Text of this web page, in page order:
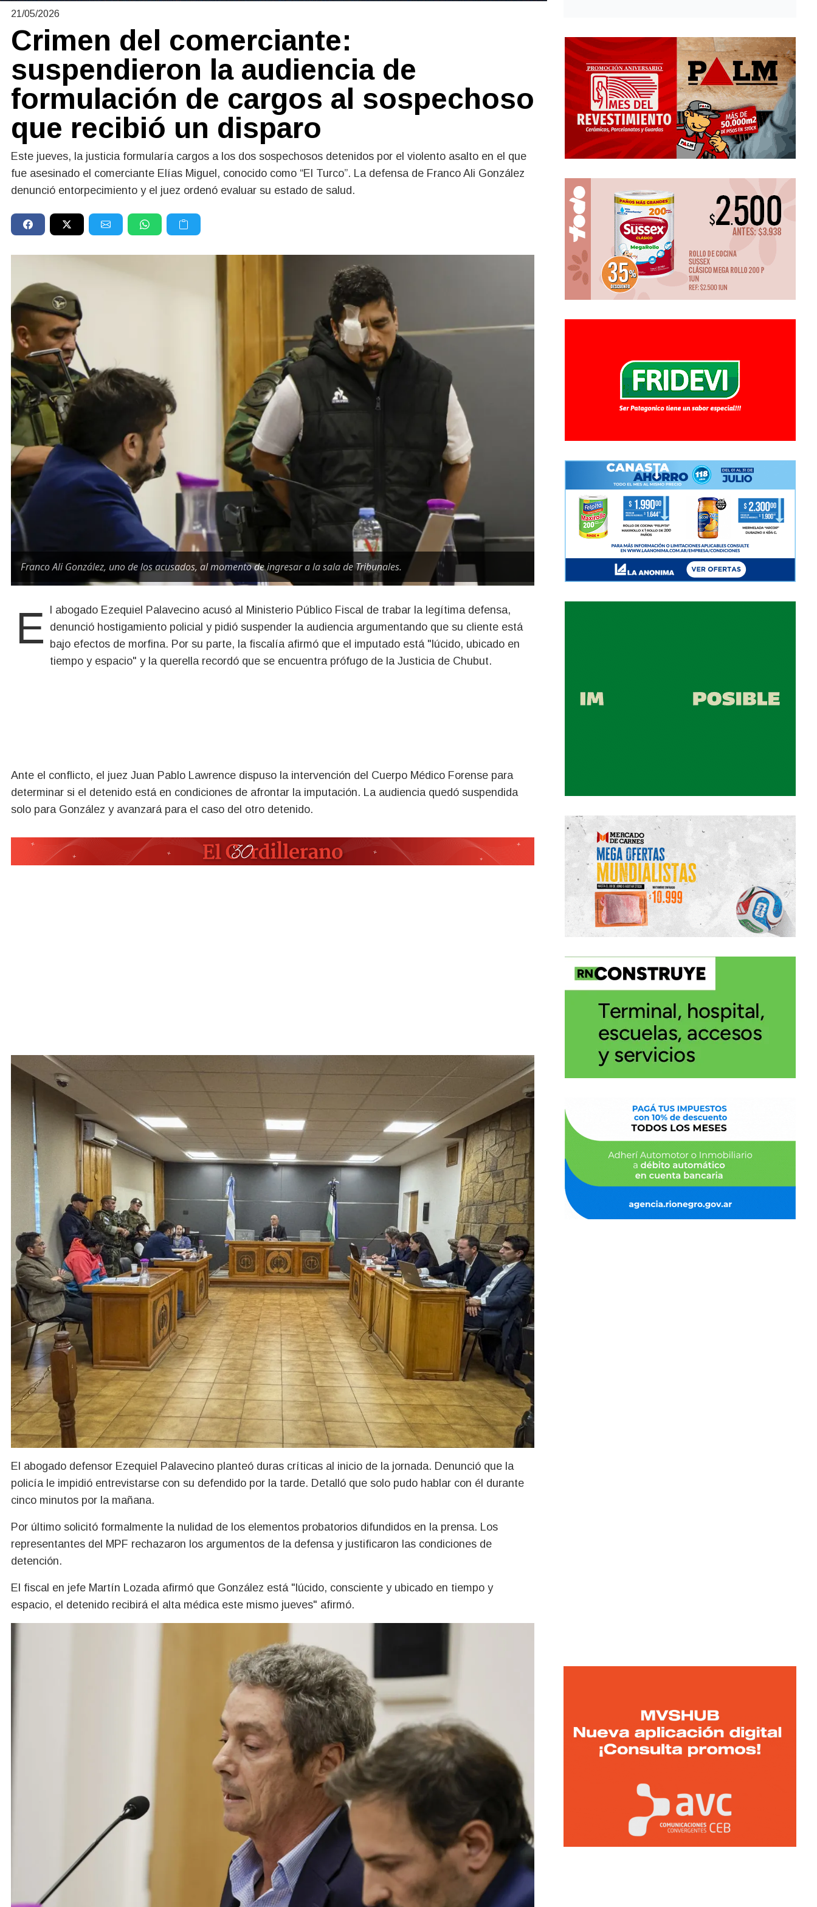
21/05/2026
Crimen del comerciante:
suspendieron la audiencia de
formulación de cargos al sospechoso
que recibió un disparo
Este jueves, la justicia formularía cargos a los dos sospechosos detenidos por el violento asalto en el que
fue asesinado el comerciante Elías Miguel, conocido como “El Turco”. La defensa de Franco Ali González
denunció entorpecimiento y el juez ordenó evaluar su estado de salud.
Franco Ali González, uno de los acusados, al momento de ingresar a la sala de Tribunales.
El abogado Ezequiel Palavecino acusó al Ministerio Público Fiscal de trabar la legítima defensa, denunció hostigamiento policial y pidió suspender la audiencia argumentando que su cliente está
bajo efectos de morfina. Por su parte, la fiscalía afirmó que el imputado está "lúcido, ubicado en
tiempo y espacio" y la querella recordó que se encuentra prófugo de la Justicia de Chubut.
Ante el conflicto, el juez Juan Pablo Lawrence dispuso la intervención del Cuerpo Médico Forense para
determinar si el detenido está en condiciones de afrontar la imputación. La audiencia quedó suspendida
solo para González y avanzará para el caso del otro detenido.
El abogado defensor Ezequiel Palavecino planteó duras críticas al inicio de la jornada. Denunció que la
policía le impidió entrevistarse con su defendido por la tarde. Detalló que solo pudo hablar con él durante
cinco minutos por la mañana.
Por último solicitó formalmente la nulidad de los elementos probatorios difundidos en la prensa. Los
representantes del MPF rechazaron los argumentos de la defensa y justificaron las condiciones de
detención.
El fiscal en jefe Martín Lozada afirmó que González está "lúcido, consciente y ubicado en tiempo y
espacio, el detenido recibirá el alta médica este mismo jueves" afirmó.